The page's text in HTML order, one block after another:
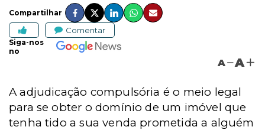
Compartilhar
Comentar
Siga-nos
no
A A
A adjudicação compulsória é o meio legal
para se obter o domínio de um imóvel que
tenha tido a sua venda prometida a alguém